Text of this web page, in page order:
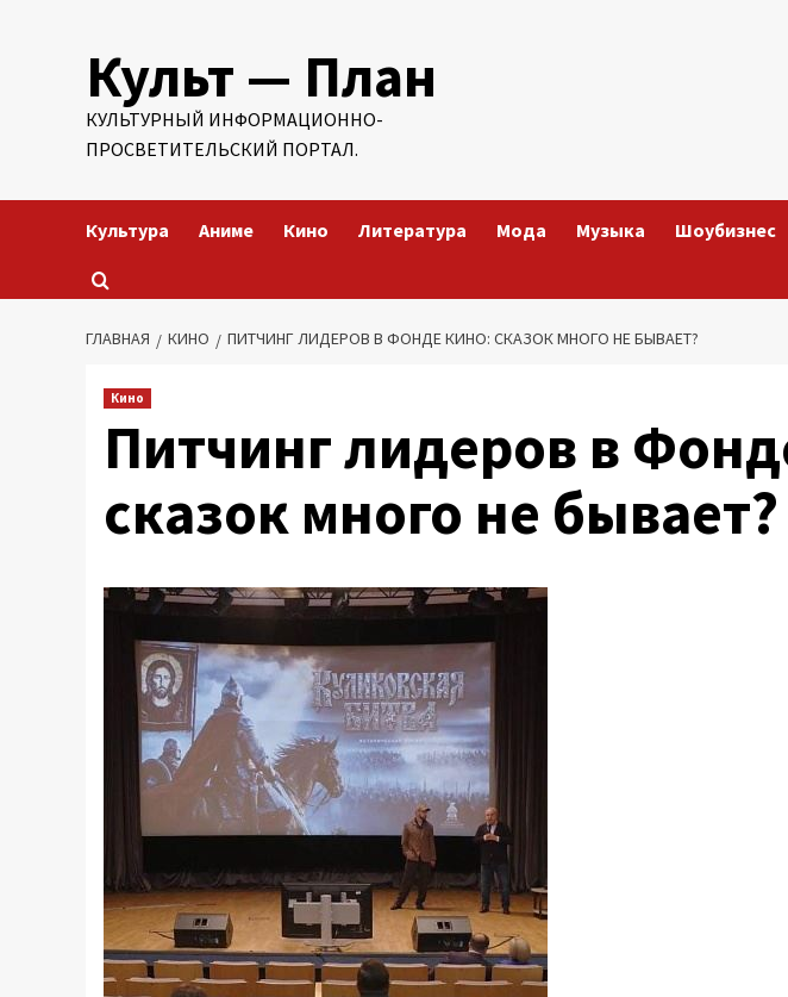
содержимомуКульт — План
КУЛЬТУРНЫЙ ИНФОРМАЦИОННО-
ПРОСВЕТИТЕЛЬСКИЙ ПОРТАЛ.
Культура Аниме Кино Литература Мода Музыка Шоубизнес
ГЛАВНАЯ КИНО ПИТЧИНГ ЛИДЕРОВ В ФОНДЕ КИНО: СКАЗОК МНОГО НЕ БЫВАЕТ?
Кино
Питчинг лидеров в
сказок много не бывает?